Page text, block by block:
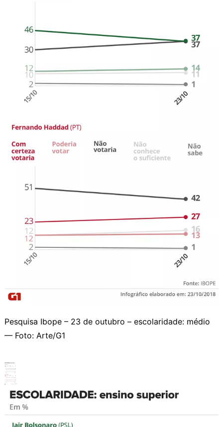
Pesquisa Ibope – 23 de outubro – escolaridade: médio
— Foto: Arte/G1